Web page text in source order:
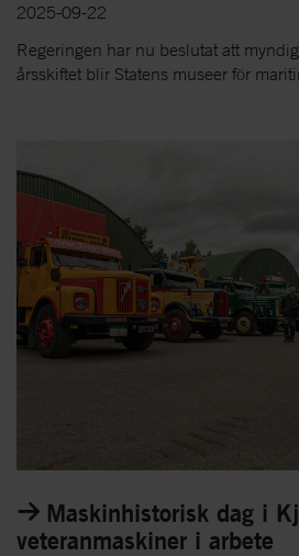
2025-09-22
Regeringen har nu beslutat att
årsskiftet blir Statens museer för
Maskinhistorisk dag i
veteranmaskiner i arbete